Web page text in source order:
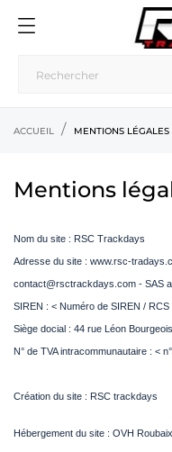
ACCUEIL MENTIONS LÉGALES
Mentions
Nom du site : RSC Trackdays
Adresse du site : www.rsc-
contact@rsctrackdays.com - SAS
SIREN : < Numéro de SIREN / RCS
Siège docial : 44 rue Léon
N° de TVA intracommunautaire : <
Création du site : RSC trackdays
Hébergement du site : OVH Roubaix